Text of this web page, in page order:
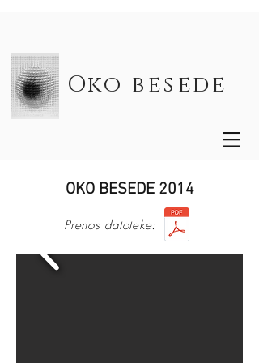
Oko besede
OKO BESEDE 2014
Prenos datoteke: